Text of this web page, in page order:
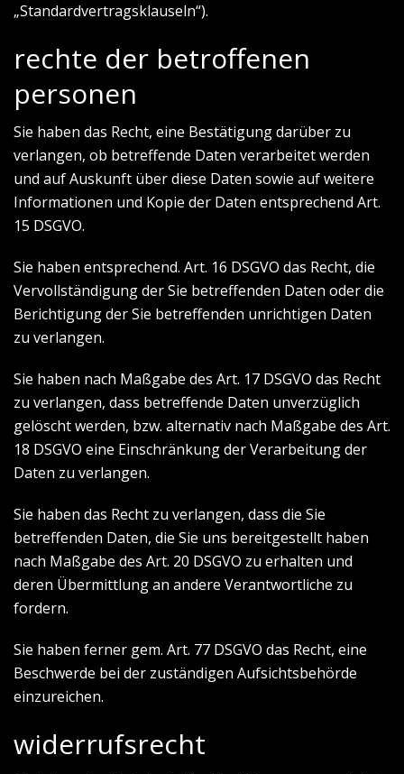
„Standardvertragsklauseln“).
rechte der betroffenen
personen
Sie haben das Recht, eine Bestätigung darüber zu
verlangen, ob betreffende Daten verarbeitet werden
und auf Auskunft über diese Daten sowie auf weitere
Informationen und Kopie der Daten entsprechend Art.
15 DSGVO.
Sie haben entsprechend. Art. 16 DSGVO das Recht, die
Vervollständigung der Sie betreffenden Daten oder die
Berichtigung der Sie betreffenden unrichtigen Daten
zu verlangen.
Sie haben nach Maßgabe des Art. 17 DSGVO das Recht
zu verlangen, dass betreffende Daten unverzüglich
gelöscht werden, bzw. alternativ nach Maßgabe des Art.
18 DSGVO eine Einschränkung der Verarbeitung der
Daten zu verlangen.
Sie haben das Recht zu verlangen, dass die Sie
betreffenden Daten, die Sie uns bereitgestellt haben
nach Maßgabe des Art. 20 DSGVO zu erhalten und
deren Übermittlung an andere Verantwortliche zu
fordern.
Sie haben ferner gem. Art. 77 DSGVO das Recht, eine
Beschwerde bei der zuständigen Aufsichtsbehörde
einzureichen.
widerrufsrecht